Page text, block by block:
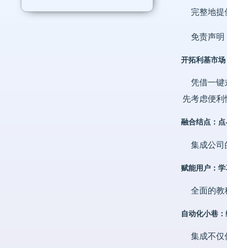
完整地提
免责声明
开拓利基市
凭借一键
先考虑便利
融合结点：
集成公司
赋能用户：
全面的教
自动化小巷
集成不仅